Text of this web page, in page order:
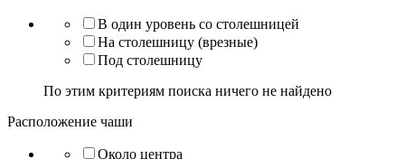
В один уровень со столешницей
На столешницу (врезные)
Под столешницу
По этим критериям поиска ничего не найдено
Расположение чаши
Около центра